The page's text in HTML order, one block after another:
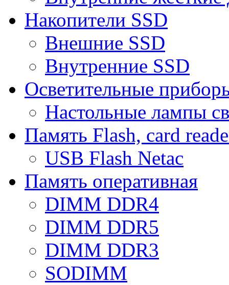
Накопители SSD
Внешние SSD
Внутренние SSD
Осветительные
Настольные лампы
Память Flash, card
USB Flash Netac
Память оперативная
DIMM DDR4
DIMM DDR5
DIMM DDR3
SODIMM